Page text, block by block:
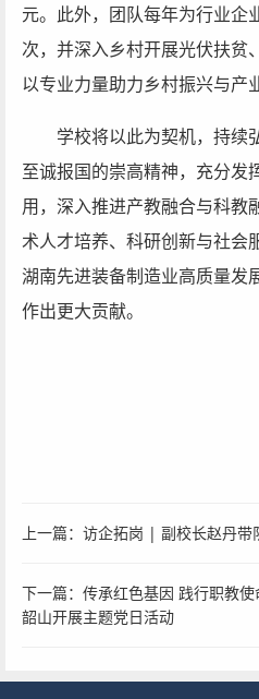
元。此外，团队每年为行业企
次，并深入乡村开展光伏扶贫
以专业力量助力乡村振兴与产
学校将以此为契机，持续
至诚报国的崇高精神，充分发
用，深入推进产教融合与科教
术人才培养、科研创新与社会
湖南先进装备制造业高质量发
作出更大贡献。
上一篇： 访企拓岗 | 副校长赵丹带
下一篇： 传承红色基因 践行职教
韶山开展主题党日活动